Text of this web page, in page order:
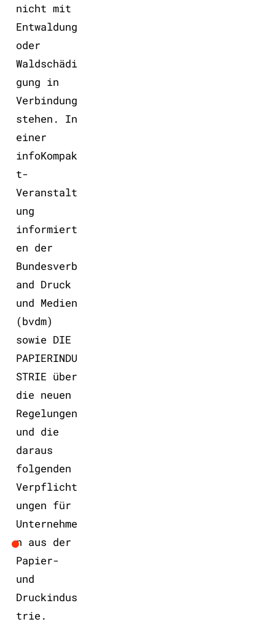
nicht mit
Entwaldung
oder
Waldschädi
gung in
Verbindung
stehen. In
einer
infoKompak
t-
Veranstalt
ung
informiert
en der
Bundesverb
and Druck
und Medien
(bvdm)
sowie DIE
PAPIERINDU
STRIE über
die neuen
Regelungen
und die
daraus
folgenden
Verpflicht
ungen für
Unternehme
n aus der
Papier-
und
Druckindus
trie.